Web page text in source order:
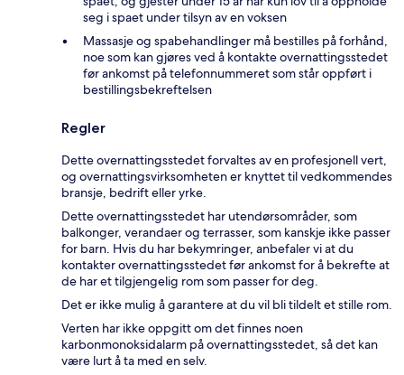
seg i spaet under tilsyn av en voksen
Massasje og spabehandlinger må bestilles på forhånd,
noe som kan gjøres ved å kontakte overnattingsstedet
før ankomst på telefonnummeret som står oppført i
bestillingsbekreftelsen
Regler
Dette overnattingsstedet forvaltes av en profesjonell vert,
og overnattingsvirksomheten er knyttet til vedkommendes
bransje, bedrift eller yrke.
Dette overnattingsstedet har utendørsområder, som
balkonger, verandaer og terrasser, som kanskje ikke passer
for barn. Hvis du har bekymringer, anbefaler vi at du
kontakter overnattingsstedet før ankomst for å bekrefte at
de har et tilgjengelig rom som passer for deg.
Det er ikke mulig å garantere at du vil bli tildelt et stille rom.
Verten har ikke oppgitt om det finnes noen
karbonmonoksidalarm på overnattingsstedet, så det kan
være lurt å ta med en selv.